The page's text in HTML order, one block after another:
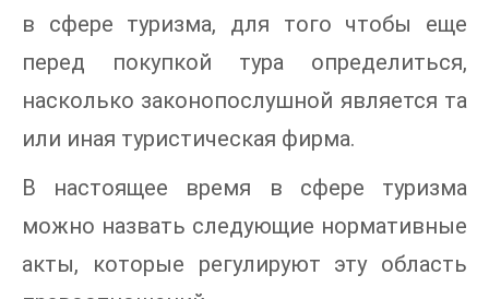
в сфере туризма, для того чтобы еще
перед покупкой тура определиться,
насколько законопослушной является та
или иная туристическая фирма.
В настоящее время в сфере туризма
можно назвать следующие нормативные
акты, которые регулируют эту область